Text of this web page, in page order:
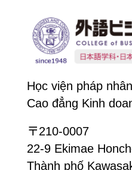
Học viện pháp
Cao đẳng Kinh
〒210-0007
22-9 Ekimae
Thành phố